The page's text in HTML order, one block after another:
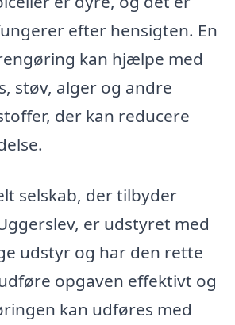
efter hensigten. En
kan hjælpe med
støv, alger og andre
der kan reducere
selskab, der tilbyder
er udstyret med
udstyr og har den rette
opgaven effektivt og
kan udføres med